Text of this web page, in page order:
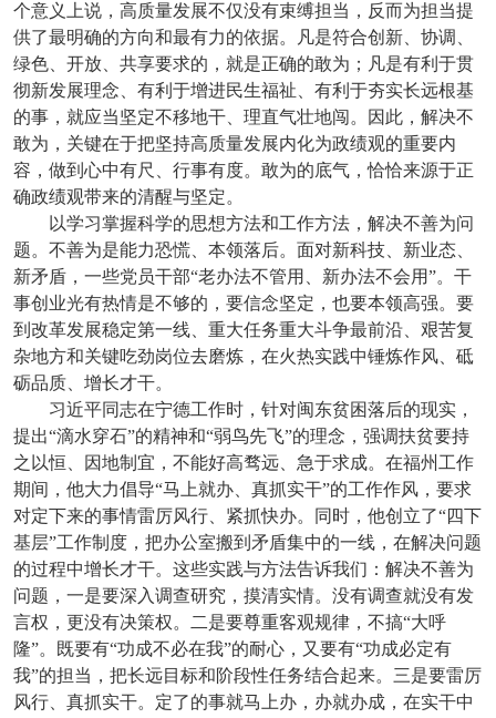
个意义上说，高质量发展不仅没有束缚担当，反而为担当提
供了最明确的方向和最有力的依据。凡是符合创新、协调、
绿色、开放、共享要求的，就是正确的敢为；凡是有利于贯
彻新发展理念、有利于增进民生福祉、有利于夯实长远根基
的事，就应当坚定不移地干、理直气壮地闯。因此，解决不
敢为，关键在于把坚持高质量发展内化为政绩观的重要内
容，做到心中有尺、行事有度。敢为的底气，恰恰来源于正
确政绩观带来的清醒与坚定。
以学习掌握科学的思想方法和工作方法，解决不善为问
题。不善为是能力恐慌、本领落后。面对新科技、新业态、
新矛盾，一些党员干部“老办法不管用、新办法不会用”。干
事创业光有热情是不够的，要信念坚定，也要本领高强。要
到改革发展稳定第一线、重大任务重大斗争最前沿、艰苦复
杂地方和关键吃劲岗位去磨炼，在火热实践中锤炼作风、砥
砺品质、增长才干。
习近平同志在宁德工作时，针对闽东贫困落后的现实，
提出“滴水穿石”的精神和“弱鸟先飞”的理念，强调扶贫要持
之以恒、因地制宜，不能好高骛远、急于求成。在福州工作
期间，他大力倡导“马上就办、真抓实干”的工作作风，要求
对定下来的事情雷厉风行、紧抓快办。同时，他创立了“四下
基层”工作制度，把办公室搬到矛盾集中的一线，在解决问题
的过程中增长才干。这些实践与方法告诉我们：解决不善为
问题，一是要深入调查研究，摸清实情。没有调查就没有发
言权，更没有决策权。二是要尊重客观规律，不搞“大呼
隆”。既要有“功成不必在我”的耐心，又要有“功成必定有
我”的担当，把长远目标和阶段性任务结合起来。三是要雷厉
风行、真抓实干。定了的事就马上办，办就办成，在实干中